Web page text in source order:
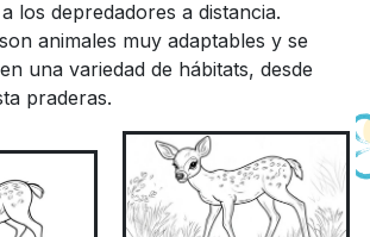
los depredadores a distancia.
animales muy adaptables y se
una variedad de hábitats, desde
praderas.